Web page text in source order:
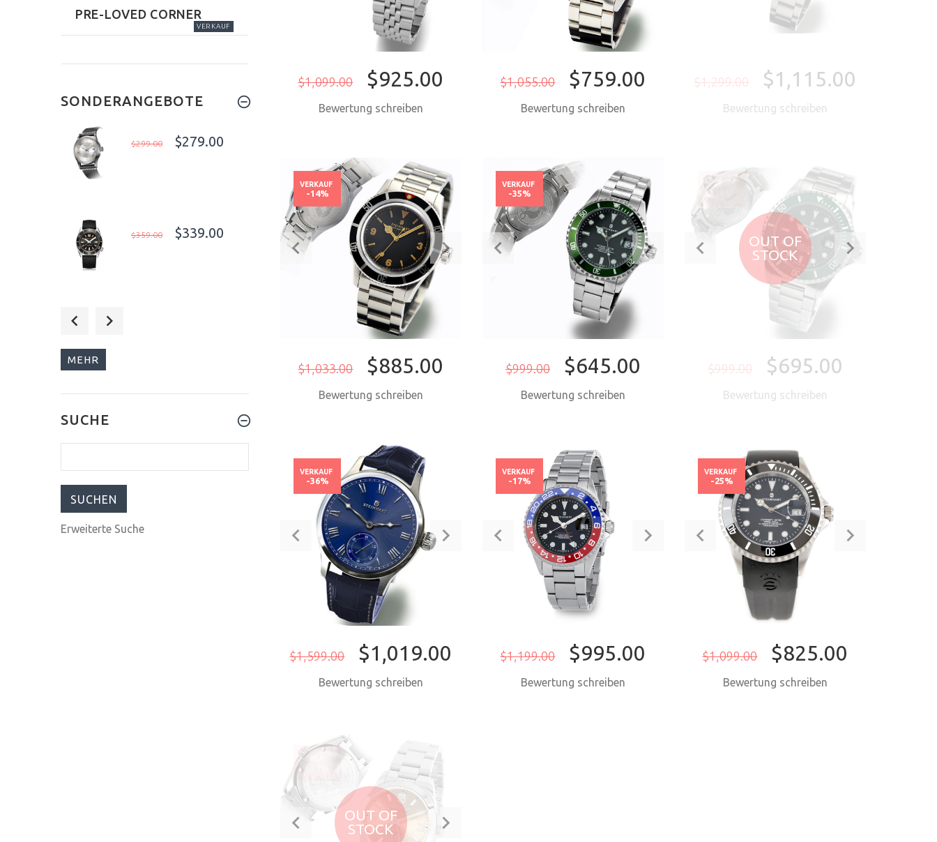
$1,099.00 $925.00
Bewertung schreiben
$1,055.00 $759.00
Bewertung schreiben
$1,299.00 $1,115.00
Bewertung schreiben
$1,033.00 $885.00
VERKAUF
-14%
Bewertung schreiben
$999.00 $645.00
VERKAUF
-35%
Bewertung schreiben
OUT OF
STOCK
$999.00 $695.00
VERKAUF
Bewertung schreiben
$1,599.00 $1,019.00
VERKAUF
-36%
Bewertung schreiben
$1,199.00 $995.00
VERKAUF
-17%
Bewertung schreiben
$1,099.00 $825.00
VERKAUF
-25%
Bewertung schreiben
OUT OF
STOCK
VERKAUF
PRE-LOVED CORNER
VERKAUF
SONDERANGEBOTE
$299.00 $279.00
$359.00 $339.00
MEHR
SUCHE
Erweiterte Suche